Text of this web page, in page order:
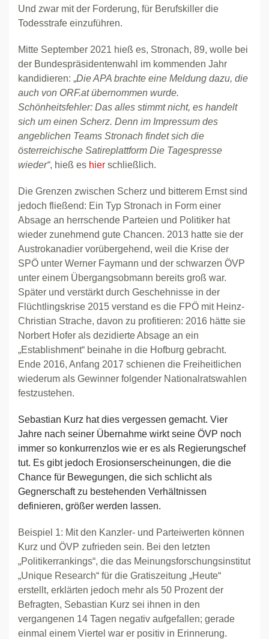
Und zwar mit der Forderung, für Berufskiller die
Todesstrafe einzuführen.
Mitte September 2021 hieß es, Stronach, 89, wolle bei
der Bundespräsidentenwahl im kommenden Jahr
kandidieren: „Die APA brachte eine Meldung dazu, die
auch von ORF.at übernommen wurde.
Schönheitsfehler: Das alles stimmt nicht, es handelt
sich um einen Scherz. Denn im Impressum des
angeblichen Teams Stronach findet sich die
österreichische Satireplattform Die Tagespresse
wieder“, hieß es hier schließlich.
Die Grenzen zwischen Scherz und bitterem Ernst sind
jedoch fließend: Ein Typ Stronach in Form einer
Absage an herrschende Parteien und Politiker hat
wieder zunehmend gute Chancen. 2013 hatte sie der
Austrokanadier vorübergehend, weil die Krise der
SPÖ unter Werner Faymann und der schwarzen ÖVP
unter einem Übergangsobmann bereits groß war.
Später und verstärkt durch Geschehnisse in der
Flüchtlingskrise 2015 verstand es die FPÖ mit Heinz-
Christian Strache, davon zu profitieren: 2016 hätte sie
Norbert Hofer als dezidierte Absage an ein
„Establishment“ beinahe in die Hofburg gebracht.
Ende 2016, Anfang 2017 schienen die Freiheitlichen
wiederum als Gewinner folgender Nationalratswahlen
festzustehen.
Sebastian Kurz hat dies vergessen gemacht. Vier
Jahre nach seiner Übernahme wirkt seine ÖVP noch
immer so konkurrenzlos wie er es als Regierungschef
tut. Es gibt jedoch Erosionserscheinungen, die die
Chance für Bewegungen, die sich schlicht als
Gegnerschaft zu bestehenden Verhältnissen
definieren, größer werden lassen.
Beispiel 1: Mit den Kanzler- und Parteiwerten können
Kurz und ÖVP zufrieden sein. Bei den letzten
„Politikerrankings“, die das Meinungsforschungsinstitut
„Unique Research“ für die Gratiszeitung „Heute“
erstellt, erklärten jedoch mehr als 50 Prozent der
Befragten, Sebastian Kurz sei ihnen in den
vergangenen 14 Tagen negativ aufgefallen; gerade
einmal einem Viertel war er positiv in Erinnerung.